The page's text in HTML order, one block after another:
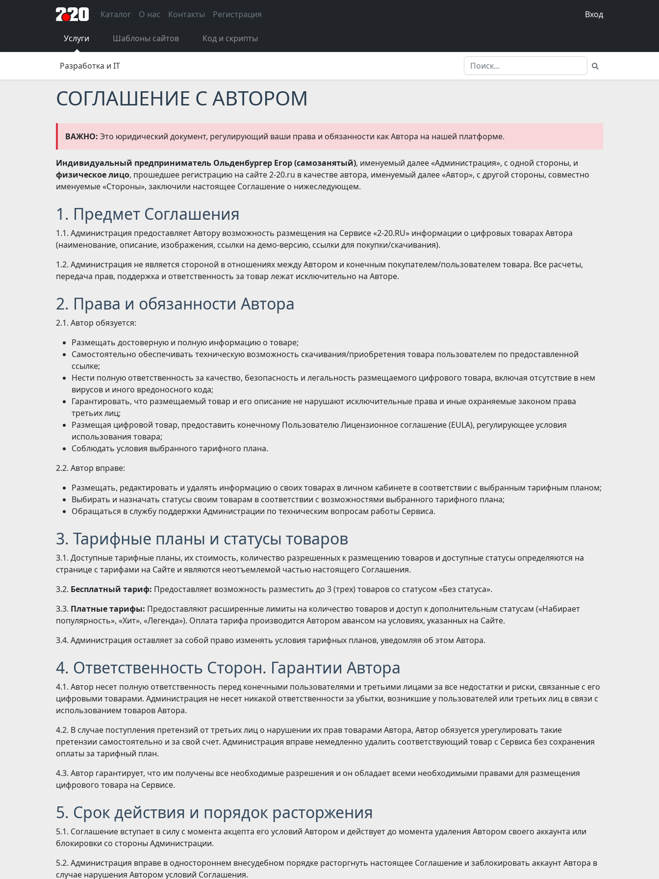
Каталог О нас Контакты Регистрация Вход
Услуги Шаблоны сайтов Код и скрипты
Разработка и IT
СОГЛАШЕНИЕ С АВТОРОМ
ВАЖНО: Это юридический документ, регулирующий ваши права и обязанности как Автора на нашей платформе.
Индивидуальный предприниматель Ольденбургер Егор (самозанятый), именуемый далее «Администрация», с одной стороны, и
физическое лицо, прошедшее регистрацию на сайте 2-20.ru в качестве автора, именуемый далее «Автор», с другой стороны, совместно
именуемые «Стороны», заключили настоящее Соглашение о нижеследующем.
1. Предмет Соглашения
1.1. Администрация предоставляет Автору возможность размещения на Сервисе «2-20.RU» информации о цифровых товарах Автора
(наименование, описание, изображения, ссылки на демо-версию, ссылки для покупки/скачивания).
1.2. Администрация не является стороной в отношениях между Автором и конечным покупателем/пользователем товара. Все расчеты,
передача прав, поддержка и ответственность за товар лежат исключительно на Авторе.
2. Права и обязанности Автора
2.1. Автор обязуется:
Размещать достоверную и полную информацию о товаре;
Самостоятельно обеспечивать техническую возможность скачивания/приобретения товара пользователем по предоставленной
ссылке;
Нести полную ответственность за качество, безопасность и легальность размещаемого цифрового товара, включая отсутствие в нем
вирусов и иного вредоносного кода;
Гарантировать, что размещаемый товар и его описание не нарушают исключительные права и иные охраняемые законом права
третьих лиц;
Размещая цифровой товар, предоставить конечному Пользователю Лицензионное соглашение (EULA), регулирующее условия
использования товара;
Соблюдать условия выбранного тарифного плана.
2.2. Автор вправе:
Размещать, редактировать и удалять информацию о своих товарах в личном кабинете в соответствии с выбранным тарифным планом;
Выбирать и назначать статусы своим товарам в соответствии с возможностями выбранного тарифного плана;
Обращаться в службу поддержки Администрации по техническим вопросам работы Сервиса.
3. Тарифные планы и статусы товаров
3.1. Доступные тарифные планы, их стоимость, количество разрешенных к размещению товаров и доступные статусы определяются на
странице с тарифами на Сайте и являются неотъемлемой частью настоящего Соглашения.
3.2. Бесплатный тариф: Предоставляет возможность разместить до 3 (трех) товаров со статусом «Без статуса».
3.3. Платные тарифы: Предоставляют расширенные лимиты на количество товаров и доступ к дополнительным статусам («Набирает
популярность», «Хит», «Легенда»). Оплата тарифа производится Автором авансом на условиях, указанных на Сайте.
3.4. Администрация оставляет за собой право изменять условия тарифных планов, уведомляя об этом Автора.
4. Ответственность Сторон. Гарантии Автора
4.1. Автор несет полную ответственность перед конечными пользователями и третьими лицами за все недостатки и риски, связанные с его
цифровыми товарами. Администрация не несет никакой ответственности за убытки, возникшие у пользователей или третьих лиц в связи с
использованием товаров Автора.
4.2. В случае поступления претензий от третьих лиц о нарушении их прав товарами Автора, Автор обязуется урегулировать такие
претензии самостоятельно и за свой счет. Администрация вправе немедленно удалить соответствующий товар с Сервиса без сохранения
оплаты за тарифный план.
4.3. Автор гарантирует, что им получены все необходимые разрешения и он обладает всеми необходимыми правами для размещения
цифрового товара на Сервисе.
5. Срок действия и порядок расторжения
5.1. Соглашение вступает в силу с момента акцепта его условий Автором и действует до момента удаления Автором своего аккаунта или
блокировки со стороны Администрации.
5.2. Администрация вправе в одностороннем внесудебном порядке расторгнуть настоящее Соглашение и заблокировать аккаунт Автора в
случае нарушения Автором условий Соглашения.